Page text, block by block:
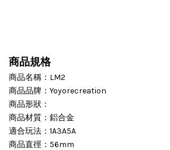
商品規格
商品名稱：LM2
商品品牌：Yoyorecreation
商品形狀：
商品材質：鋁合金
適合玩法：1A3A5A
商品直徑：56mm